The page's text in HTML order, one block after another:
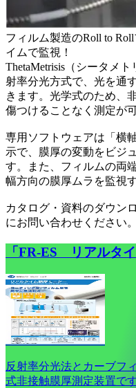
フィルム製造のRoll to
イムで監視！
ThetaMetrisis（シータメ
射率分光方式で、光を通
きます。光学式のため、
傷つけることなく測定が
専用ソフトウェアは「横
示で、膜厚の変動をビジ
す。また、フィルムの両
幅方向の膜厚ムラを監視
カタログ・資料のダウン
にお問い合わせください。
「FR-ES リアルタ
反射率分光法とカーブフ
式非接触膜厚測定装置で